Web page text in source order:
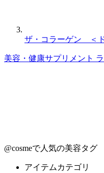
ザ・コラーゲン ＜
美容・健康サプリメント
@cosmeで人気の美容タグ
アイテムカテゴリ